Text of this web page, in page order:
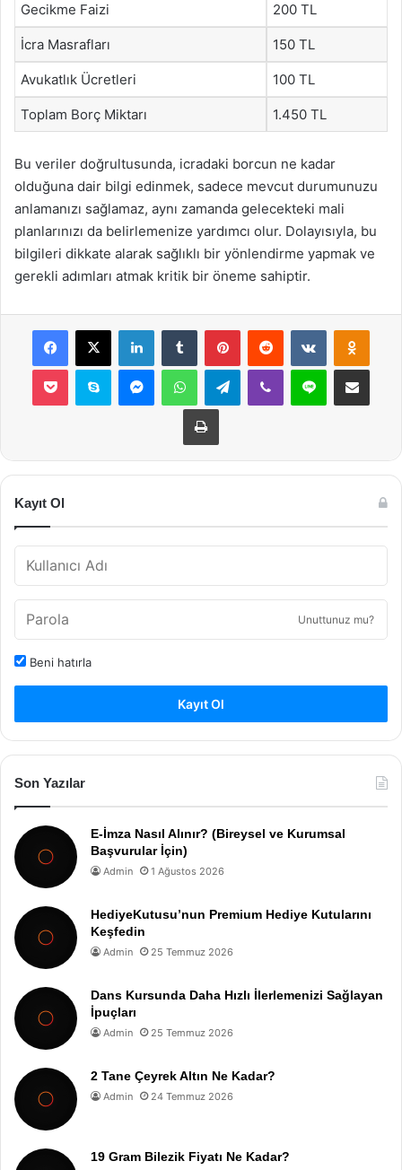
Gecikme Faizi 200 TL
İcra Masrafları 150 TL
Avukatlık Ücretleri 100 TL
Toplam Borç Miktarı 1.450 TL
Bu veriler doğrultusunda, icradaki borcun ne kadar
olduğuna dair bilgi edinmek, sadece mevcut durumunuzu
anlamanızı sağlamaz, aynı zamanda gelecekteki mali
planlarınızı da belirlemenize yardımcı olur. Dolayısıyla, bu
bilgileri dikkate alarak sağlıklı bir yönlendirme yapmak ve
gerekli adımları atmak kritik bir öneme sahiptir.
Facebook
X LinkedInTumblr PinterestReddit VKontakte
Pocket Skype MessengerWhatsAppTelegramViber Line E-Posta ile
Yazdır
Kayıt Ol
Unuttunuz mu?
Beni hatırla
Kayıt Ol
Son Yazılar
E-İmza Nasıl Alınır? (Bireysel ve Kurumsal
Başvurular İçin)
Admin 1 Ağustos 2026
HediyeKutusu’nun Premium Hediye Kutularını
Keşfedin
Admin 25 Temmuz 2026
Dans Kursunda Daha Hızlı İlerlemenizi Sağlayan
İpuçları
Admin 25 Temmuz 2026
2 Tane Çeyrek Altın Ne Kadar?
Admin 24 Temmuz 2026
19 Gram Bilezik Fiyatı Ne Kadar?